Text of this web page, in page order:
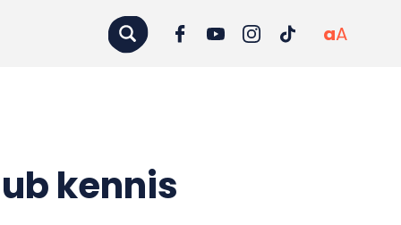
aA
kennis